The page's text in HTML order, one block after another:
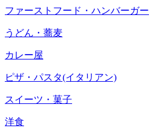
ファーストフード・ハンバーガー
うどん・蕎麦
カレー屋
ピザ・パスタ(イタリアン)
スイーツ・菓子
洋食